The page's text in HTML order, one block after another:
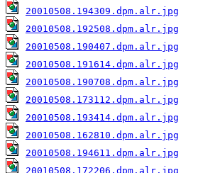
20010508.194309.dpm.alr.jpg
20010508.192508.dpm.alr.jpg
20010508.190407.dpm.alr.jpg
20010508.191614.dpm.alr.jpg
20010508.190708.dpm.alr.jpg
20010508.173112.dpm.alr.jpg
20010508.193414.dpm.alr.jpg
20010508.162810.dpm.alr.jpg
20010508.194611.dpm.alr.jpg
20010508.172206.dpm.alr.jpg